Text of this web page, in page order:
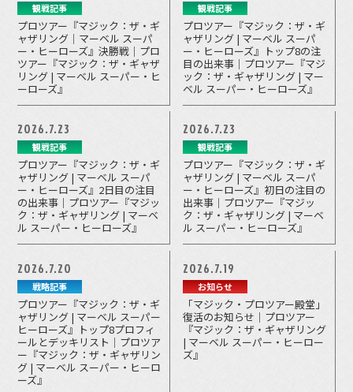
観戦記事
プロツアー『マジック：ザ・ギ
ャザリング｜マーベル スーパ
ー・ヒーローズ』決勝戦｜プロ
ツアー『マジック：ザ・ギャザ
リング | マーベル スーパー・ヒ
ーローズ』
観戦記事
プロツアー『マジック：ザ・ギ
ャザリング | マーベル スーパ
ー・ヒーローズ』トップ8の注
目の出来事｜プロツアー『マジ
ック：ザ・ギャザリング | マー
ベル スーパー・ヒーローズ』
2026.7.23
観戦記事
プロツアー『マジック：ザ・ギ
ャザリング | マーベル スーパ
ー・ヒーローズ』2日目の注目
の出来事｜プロツアー『マジッ
ク：ザ・ギャザリング | マーベ
ル スーパー・ヒーローズ』
2026.7.23
観戦記事
プロツアー『マジック：ザ・ギ
ャザリング | マーベル スーパ
ー・ヒーローズ』初日の注目の
出来事｜プロツアー『マジッ
ク：ザ・ギャザリング | マーベ
ル スーパー・ヒーローズ』
2026.7.20
戦略記事
プロツアー『マジック：ザ・ギ
ャザリング | マーベル スーパー
ヒーローズ』トップ8プロフィ
ールとデッキリスト｜プロツア
ー『マジック：ザ・ギャザリン
グ | マーベル スーパー・ヒーロ
ーズ』
2026.7.19
お知らせ
「マジック・プロツアー殿堂」
復活のお知らせ｜プロツアー
『マジック：ザ・ギャザリング
| マーベル スーパー・ヒーロー
ズ』